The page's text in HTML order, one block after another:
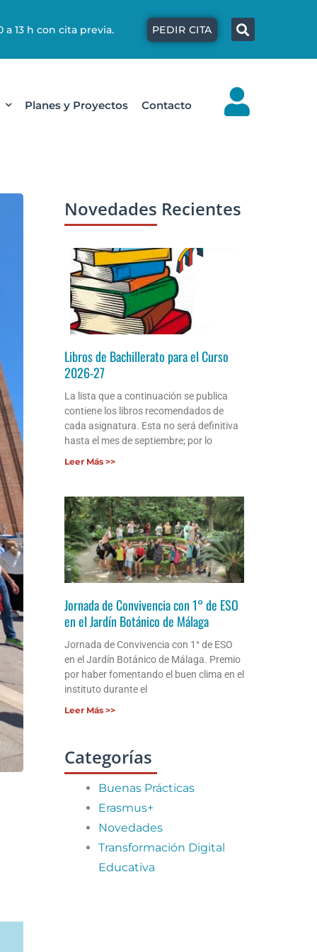
a 13 h con cita previa. PEDIR CITA
Planes y Proyectos Contacto
Novedades Recientes
Libros de Bachillerato para el Curso
2026-27
La lista que a continuación se publica
contiene los libros recomendados de
cada asignatura. Esta no será definitiva
hasta el mes de septiembre; por lo
Leer Más >>
Jornada de Convivencia con 1° de ESO
en el Jardín Botánico de Málaga
Jornada de Convivencia con 1° de ESO
en el Jardín Botánico de Málaga. Premio
por haber fomentando el buen clima en el
instituto durante el
Leer Más >>
Categorías
Buenas Prácticas
Erasmus+
Novedades
Transformación Digital
Educativa